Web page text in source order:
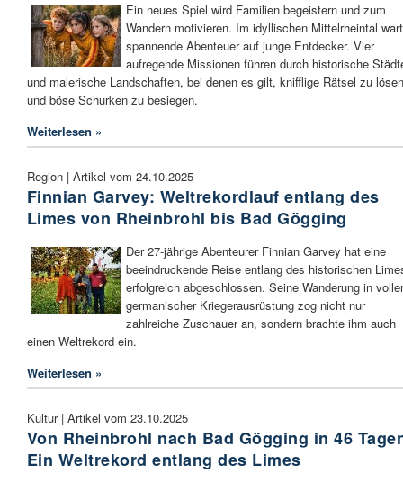
Ein neues Spiel wird Familien begeistern und zum
Wandern motivieren. Im idyllischen Mittelrheintal
spannende Abenteuer auf junge Entdecker. Vier
aufregende Missionen führen durch historische
und malerische Landschaften, bei denen es gilt, knifflige Rätsel zu lösen
und böse Schurken zu besiegen.
Weiterlesen »
Region | Artikel vom 24.10.2025
Finnian Garvey: Weltrekordlauf entlang des
Limes von Rheinbrohl bis Bad Gögging
Der 27-jährige Abenteurer Finnian Garvey hat eine
beeindruckende Reise entlang des historischen
erfolgreich abgeschlossen. Seine Wanderung in voller
germanischer Kriegerausrüstung zog nicht nur
zahlreiche Zuschauer an, sondern brachte ihm auch
einen Weltrekord ein.
Weiterlesen »
Kultur | Artikel vom 23.10.2025
Von Rheinbrohl nach Bad Gögging in 46
Ein Weltrekord entlang des Limes